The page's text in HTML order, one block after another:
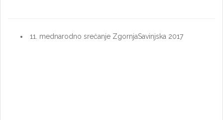
11. mednarodno srečanje ZgornjaSavinjska 2017